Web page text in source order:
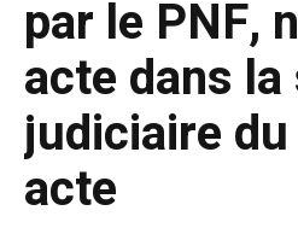
par le PNF,
acte dans la
judiciaire
acte